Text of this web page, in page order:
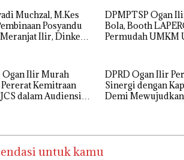
Muchzal, M.Kes
Posyandu
Meranjat Ilir, Dinkes
DPMPTSP Ogan
Bola, Booth
Permudah UMKM
Ogan Ilir Murah
Kemitraan
dalam Audiensi
DPRD Ogan Ilir
Sinergi dengan
Demi Mewujudkan
untuk kamu